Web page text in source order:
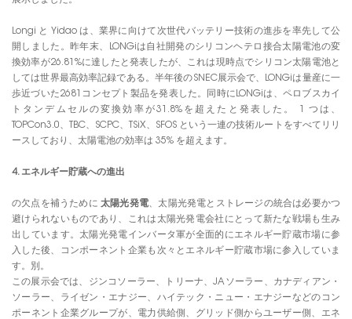
Longi と Yidao は、業界に向けて次世代バッテリー技術の進歩を率先して公
開しました。昨年末、LONGiは自社開発のシリコンヘテロ接合太陽電池の変
換効率が26.81%に達したと発表したが、これは現時点でシリコン太陽電池と
しては世界最高効率記録である。半年後のSNEC展示会で、LONGiは量産に一
歩近づいた2681コンセプト製品を発表した。同時にLONGiは、ペロブスカイ
トタンデムセルの変換効率が31.8%を超えたと発表した。 1 つは、
TOPCon3.0、TBC、SCPC、TSiX、SFOS という一連の技術ルートをすべてリリ
ースしており、太陽電池の効率は 35% を超えます。
4. エネルギー貯蔵への進出
の欠点を補うために太陽光発電、太陽光発電とストレージの統合は必要かつ
避けられないものであり、これは太陽光発電会社にとって新たな戦場も生み
出しています。太陽光発電インバータ軍が全面的にエネルギー貯蔵市場に参
入した後、コンポーネント企業も次々とエネルギー貯蔵市場に参入していま
す。別。
この展示会では、ジンコソーラー、トリーナ、JAソーラー、カナディアン・
ソーラー、ライゼン・エナジー、ハイテック・ニュー・エナジーなどのコン
ポーネント企業グループが、電力供給側、グリッド側からユーザー側、エネ